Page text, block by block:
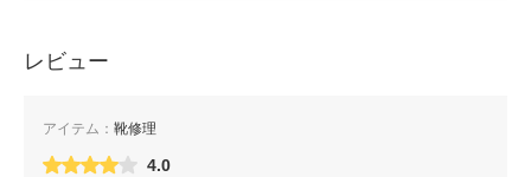
レビュー
アイテム： 靴修理
4.0